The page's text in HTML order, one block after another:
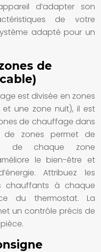
d’adapter son
de votre
adapté pour un
de
est divisée en zones
une zone nuit), il est
de chauffage dans
de zones permet de
de chaque zone
le bien-être et
Attribuez les
chauffants à chaque
du thermostat. La
un contrôle précis de